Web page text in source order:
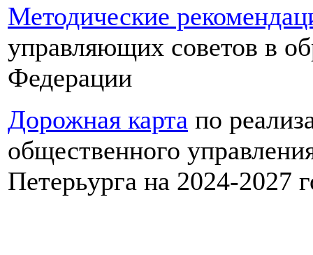
Методические
управляющих советов в
Федерации
Дорожная карта по
общественного
Петерьурга на 2024-2027